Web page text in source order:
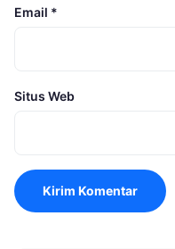
Email *
Situs Web